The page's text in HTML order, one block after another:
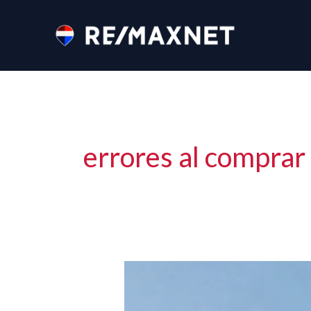
errores al comprar